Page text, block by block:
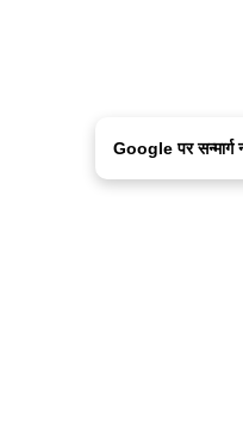
Google पर